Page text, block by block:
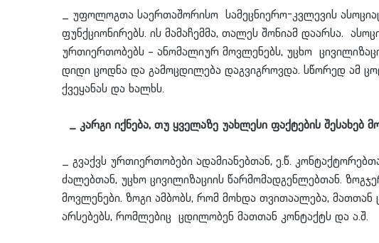
_ უფოლოგთა საერთაშორისო სამეცნიერო-კვლევის
ფუნქციონირებს. ის მამაჩემმა, თალეს შონიამ დაარსა.
ურთიერთობებს – ანომალიურ მოვლენებს, უცხო
დიდი ცოდნა და გამოცდილება დაგვიგროვდა. სწორედ ამ
ქვეყანას და ხალხს.
_ კარგი იქნება, თუ ყველაზე უახლესი ფაქტების შესახებ
_ გვაქვს ურთიერთობები ადამიანებთან, ე.წ.
ძალებთან, უცხო ცივილიზაციის წარმომადგენლებთან.
მოვლენები. ზოგი ამბობს, რომ მოხდა თვითაალება,
არსებებს, რომლებიც ცდილობენ მათთან კონტაქტს და ა.შ.